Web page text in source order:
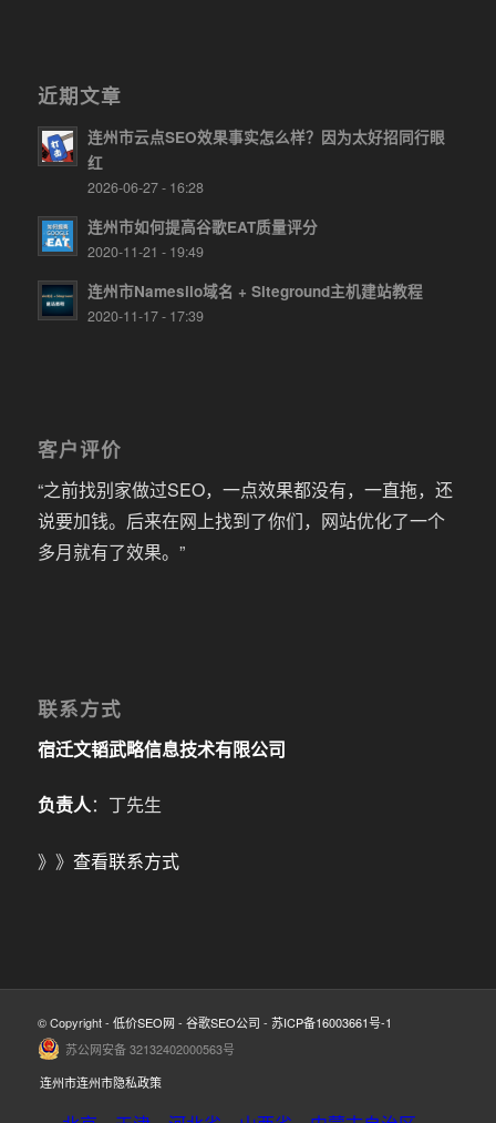
近期文章
连州市云点SEO效果事实怎么样？因为太好招同行眼
红
2026-06-27 - 16:28
连州市如何提高谷歌EAT质量评分
2020-11-21 - 19:49
连州市Namesilo域名 + Siteground主机建站教程
2020-11-17 - 17:39
客户评价
“之前找别家做过SEO，一点效果都没有，一直拖，还
说要加钱。后来在网上找到了你们，网站优化了一个
多月就有了效果。”
联系方式
宿迁文韬武略信息技术有限公司
负责人：丁先生
》》 查看联系方式
© Copyright - 低价SEO网 - 谷歌SEO公司 - 苏ICP备16003661号-1
苏公网安备 32132402000563号
连州市连州市隐私政策